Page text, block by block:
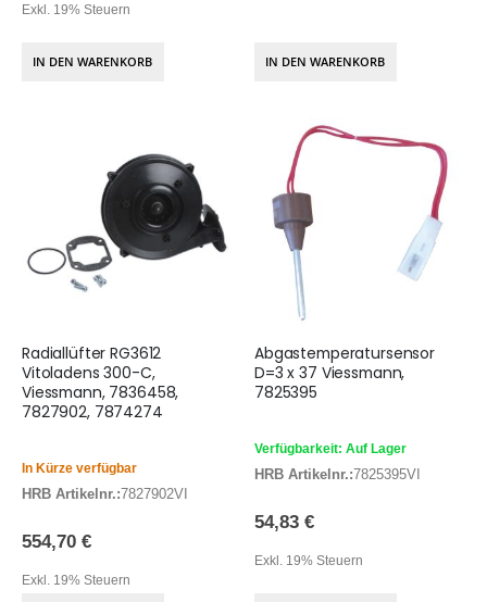
Exkl. 19% Steuern
IN DEN WARENKORB IN DEN WARENKORB
Radiallüfter RG3612
Vitoladens 300-C,
Viessmann, 7836458,
7827902, 7874274
In Kürze verfügbar
HRB Artikelnr.:7827902VI
554,70 €
Exkl. 19% Steuern
Abgastemperatursensor
D=3 x 37 Viessmann,
7825395
Verfügbarkeit: Auf Lager
HRB Artikelnr.:7825395VI
54,83 €
Exkl. 19% Steuern